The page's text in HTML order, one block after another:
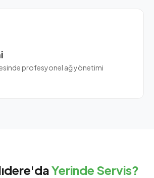
profesyonel ağ yönetimi
Yerinde Servis?